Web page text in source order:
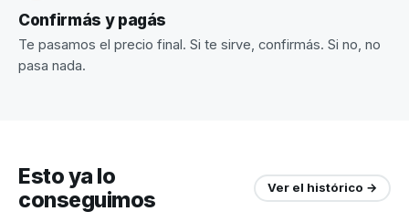
Confirmás y pagás
Te pasamos el precio final. Si te sirve, confirmás. Si no, no
pasa nada.
Esto ya lo
conseguimos
Ver el histórico →